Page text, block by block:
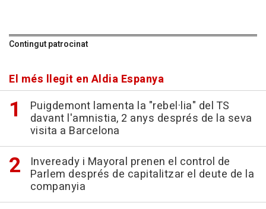
Contingut patrocinat
El més llegit en Aldia Espanya
Puigdemont lamenta la "rebel·lia" del TS
davant l'amnistia, 2 anys després de la seva
visita a Barcelona
Inveready i Mayoral prenen el control de
Parlem després de capitalitzar el deute de la
companyia